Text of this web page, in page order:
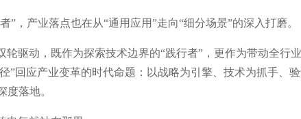
”，产业落点也在从“通用应用”走向“细分场景”的深入打磨。
轮驱动，既作为探索技术边界的“践行者”，更作为带动全行
”回应产业变革的时代命题：以战略为引擎、技术为抓手、
落地。